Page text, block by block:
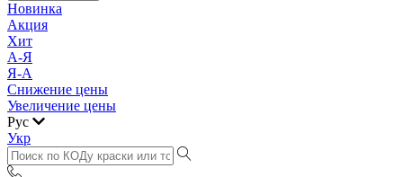
Новинка
Акция
Хит
А-Я
Я-А
Снижение цены
Увеличение цены
Рус
Укр